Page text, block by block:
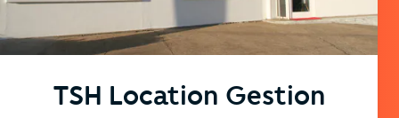
TSH Location Gestion